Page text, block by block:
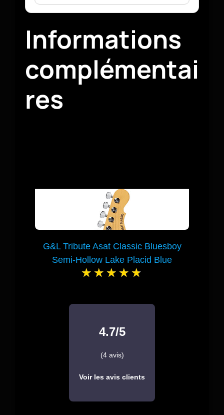
Informations
complémentai
res
G&L Tribute Asat Classic Bluesboy
Semi-Hollow Lake Placid Blue
4.7/5
(4 avis)
Voir les avis clients